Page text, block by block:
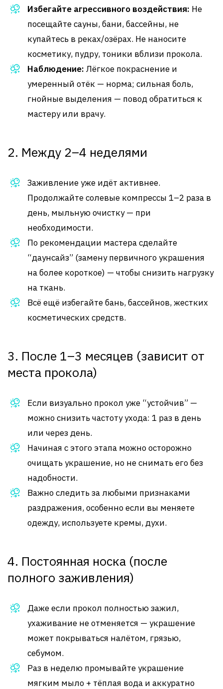
Избегайте агрессивного воздействия: Не
посещайте сауны, бани, бассейны, не
купайтесь в реках/озёрах. Не наносите
косметику, пудру, тоники вблизи прокола.
Наблюдение: Лёгкое покраснение и
умеренный отёк — норма; сильная боль,
гнойные выделения — повод обратиться к
мастеру или врачу.
2. Между 2–4 неделями
Заживление уже идёт активнее.
Продолжайте солевые компрессы 1–2 раза в
день, мыльную очистку — при
необходимости.
По рекомендации мастера сделайте
“даунсайз” (замену первичного украшения
на более короткое) — чтобы снизить нагрузку
на ткань.
Всё ещё избегайте бань, бассейнов, жестких
косметических средств.
3. После 1–3 месяцев (зависит от
места прокола)
Если визуально прокол уже “устойчив” —
можно снизить частоту ухода: 1 раз в день
или через день.
Начиная с этого этапа можно осторожно
очищать украшение, но не снимать его без
надобности.
Важно следить за любыми признаками
раздражения, особенно если вы меняете
одежду, используете кремы, духи.
4. Постоянная носка (после
полного заживления)
Даже если прокол полностью зажил,
ухаживание не отменяется — украшение
может покрываться налётом, грязью,
себумом.
Раз в неделю промывайте украшение
мягким мыло + тёплая вода и аккуратно